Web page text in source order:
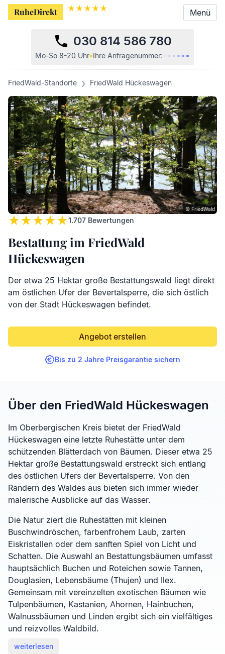
RuheDirekt Menü
030 814 586 780
Mo-So 8-20 Uhr•Ihre Anfragenummer: • • • • •
RuheDirekt Menü
FriedWald-Standorte FriedWald Hückeswagen
1.707 Bewertungen
Bestattung im FriedWald
Hückeswagen
Der etwa 25 Hektar große Bestattungswald liegt direkt
am östlichen Ufer der Bevertalsperre, die sich östlich
von der Stadt Hückeswagen befindet.
Angebot erstellen
Bis zu 2 Jahre Preisgarantie sichern
© FriedWald
Über den FriedWald Hückeswagen
Im Oberbergischen Kreis bietet der FriedWald
Hückeswagen eine letzte Ruhestätte unter dem
schützenden Blätterdach von Bäumen. Dieser etwa 25
Hektar große Bestattungswald erstreckt sich entlang
des östlichen Ufers der Bevertalsperre. Von den
Rändern des Waldes aus bieten sich immer wieder
malerische Ausblicke auf das Wasser.
Die Natur ziert die Ruhestätten mit kleinen
Buschwindröschen, farbenfrohem Laub, zarten
Eiskristallen oder dem sanften Spiel von Licht und
Schatten. Die Auswahl an Bestattungsbäumen umfasst
hauptsächlich Buchen und Roteichen sowie Tannen,
Douglasien, Lebensbäume (Thujen) und Ilex.
Gemeinsam mit vereinzelten exotischen Bäumen wie
Tulpenbäumen, Kastanien, Ahornen, Hainbuchen,
Walnussbäumen und Linden ergibt sich ein vielfältiges
und reizvolles Waldbild.
weiterlesen